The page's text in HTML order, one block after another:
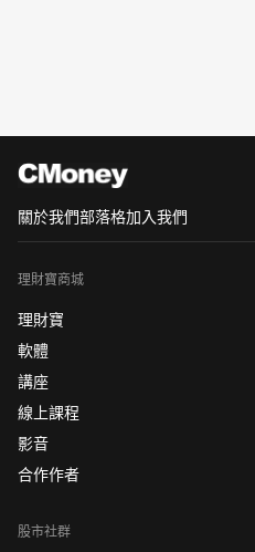
關於我們部落格加入我們
理財寶商城
理財寶
軟體
講座
線上課程
影音
合作作者
股市社群